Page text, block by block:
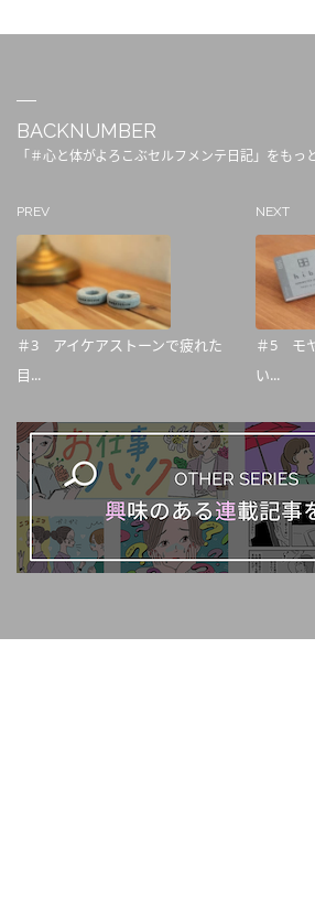
BACKNUMBER
「＃心と体がよろこぶセルフメンテ日記」をもっ
PREV
＃3 アイケアストーンで疲れた
目...
NEXT
＃5 モ
い...